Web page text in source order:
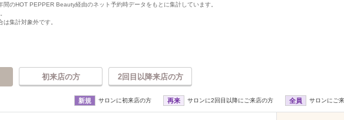
のHOT PEPPER Beauty経由のネット予約時データをもとに集計しています。
集計対象外です。
初来店の方 2回目以降来店の方
新規 サロンに初来店の方 再来 サロンに2回目以降にご来店の方 全員 サロンにご